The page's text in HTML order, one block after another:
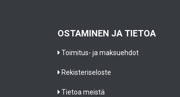
OSTAMINEN JA TIETOA
Toimitus- ja maksuehdot
Rekisteriseloste
Tietoa meistä